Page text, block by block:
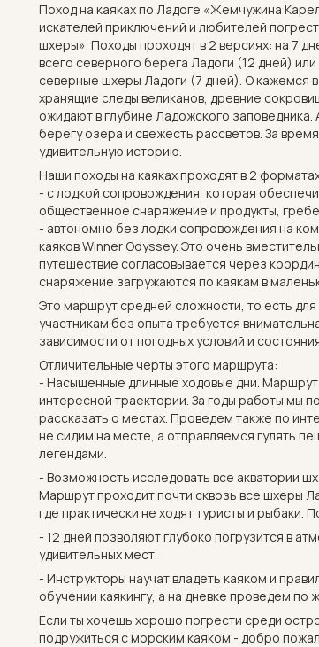
Поход на каяках по Ладоге «Жемчужина
искателей приключений и любителей
шхеры». Походы проходят в 2 версиях: на 7
всего северного берега Ладоги (12 дней)
северные шхеры Ладоги (7 дней). О кажемся
хранящие следы великанов, древние
ожидают в глубине Ладожского
берегу озера и свежесть рассветов. За
удивительную историю.
Наши походы на каяках проходят в 2
- с лодкой сопровождения, которая
общественное снаряжение и продукты,
- автономно без лодки сопровождения на
каяков Winner Odyssey. Это очень
путешествие согласовывается через
снаряжение загружаются по каякам в
Это маршрут средней сложности, то есть
участникам без опыта требуется
зависимости от погодных условий и
Отличительные черты этого маршрута:
- Насыщенные длинные ходовые дни.
интересной траектории. За годы работы мы
рассказать о местах. Проведем также по
не сидим на месте, а отправляемся гулять
легендами.
- Возможность исследовать все акватории
Маршрут проходит почти сквозь все шхеры
где практически не ходят туристы и рыбаки.
- 12 дней позволяют глубоко погрузится в
удивительных мест.
- Инструкторы научат владеть каяком и
обучении каякингу, а на дневке проведем по
Если ты хочешь хорошо погрести среди
подружиться с морским каяком - добро